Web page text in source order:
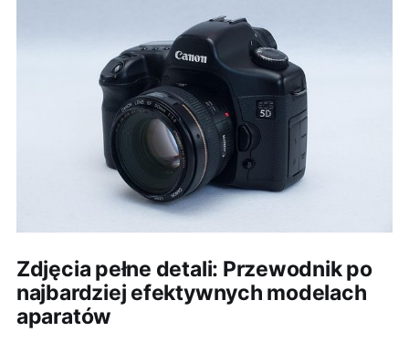
Zdjęcia pełne detali: Przewodnik po
najbardziej efektywnych modelach
aparatów